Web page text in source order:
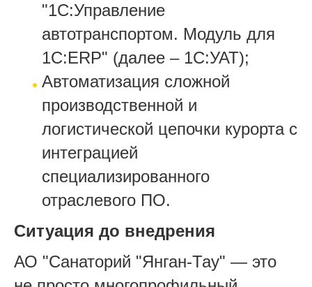
"1С:Управление
автотранспортом. Модуль для
1С:ERP" (далее – 1С:УАТ);
Автоматизация сложной
производственной и
логистической цепочки курорта с
интеграцией
специализированного
отраслевого ПО.
Ситуация до внедрения
АО "Санаторий "Янган-Тау" — это